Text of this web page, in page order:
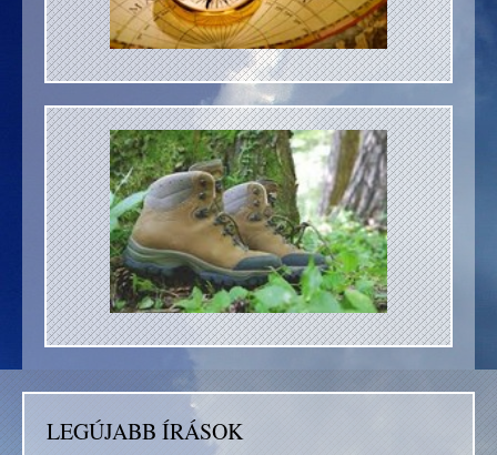
LEGÚJABB ÍRÁSOK